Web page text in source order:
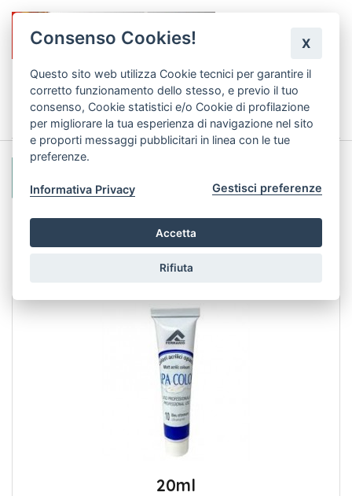
Offerte Speciali
20ml
X
Consenso Cookies!
Questo sito web utilizza Cookie tecnici per garantire il
corretto funzionamento dello stesso, e previo il tuo
consenso, Cookie statistici e/o Cookie di profilazione
per migliorare la tua esperienza di navigazione nel sito
e proporti messaggi pubblicitari in linea con le tue
preferenze.
Informativa Privacy Gestisci preferenze
Accetta
Rifiuta